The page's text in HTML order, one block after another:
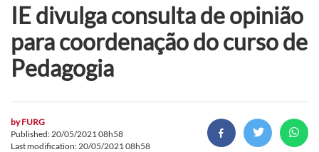
IE divulga consulta de opinião
para coordenação do curso de
Pedagogia
byFURG
Published: 20/05/2021 08h58
Last modification: 20/05/2021 08h58